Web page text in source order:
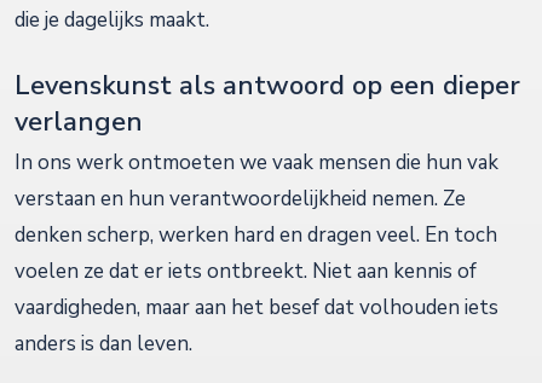
die je dagelijks maakt.
Levenskunst als antwoord op een dieper
verlangen
In ons werk ontmoeten we vaak mensen die hun vak
verstaan en hun verantwoordelijkheid nemen. Ze
denken scherp, werken hard en dragen veel. En toch
voelen ze dat er iets ontbreekt. Niet aan kennis of
vaardigheden, maar aan het besef dat volhouden iets
anders is dan leven.